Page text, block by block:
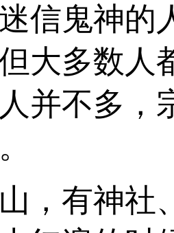
信鬼神的
大多数人
并不多，
，有神社